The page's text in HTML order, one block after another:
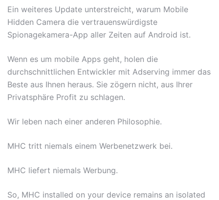
Ein weiteres Update unterstreicht, warum Mobile
Hidden Camera die vertrauenswürdigste
Spionagekamera-App aller Zeiten auf Android ist.
Wenn es um mobile Apps geht, holen die
durchschnittlichen Entwickler mit Adserving immer das
Beste aus Ihnen heraus. Sie zögern nicht, aus Ihrer
Privatsphäre Profit zu schlagen.
Wir leben nach einer anderen Philosophie.
MHC tritt niemals einem Werbenetzwerk bei.
MHC liefert niemals Werbung.
So, MHC installed on your device remains an isolated